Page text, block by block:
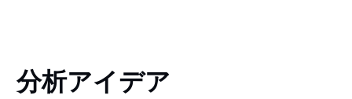
分析アイデア